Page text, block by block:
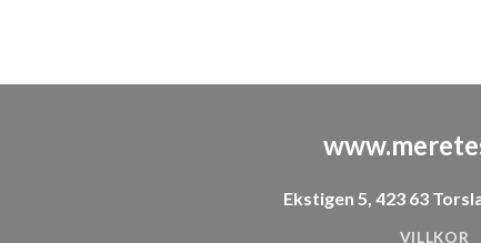
Ekstigen 5, 423 63
VILLKOR